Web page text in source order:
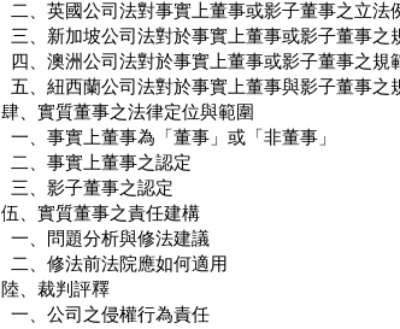
二、英國公司法對事實上董事或影子董事之立法
三、新加坡公司法對於事實上董事或影子董事之
四、澳洲公司法對於事實上董事或影子董事之規
五、紐西蘭公司法對於事實上董事與影子董事之
肆、實質董事之法律定位與範圍
一、事實上董事為「董事」或「非董事」
二、事實上董事之認定
三、影子董事之認定
伍、實質董事之責任建構
一、問題分析與修法建議
二、修法前法院應如何適用
陸、裁判評釋
一、公司之侵權行為責任